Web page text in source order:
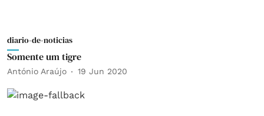
diario-de-noticias
Somente um tigre
António Araújo 19 Jun 2020